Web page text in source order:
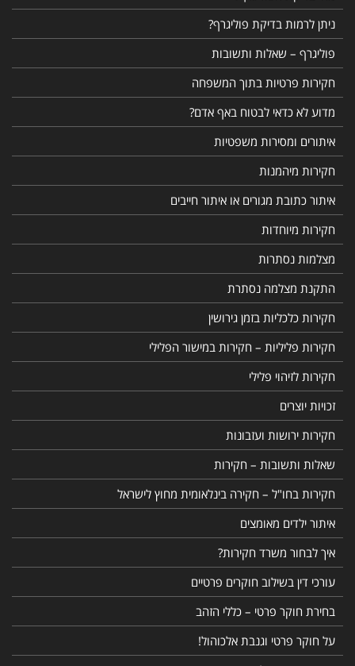
ניתן לרמות בדיקת פוליגרף?
פוליגרף – שאלות ותשובות
חקירות פרטיות בתוך המשפחה
מדוע לא כדאי לבטוח באף אדם?
איתורים ומסירות משפטיות
חקירות מיהמנות
איתור כתובת מגורים או איתור חייבים
חקירות מיוחדות
מצלמות נסתרות
התקנת מצלמה נסתרת
חקירות כלכליות בזמן גירושין
חקירות פליליות – חקירות במישור הפלילי
חקירות לזיהוי פלילי
זכויות יוצרים
חקירות ירושות ועזבונות
שאלות ותשובות – חקירות
חקירות בחו"ל – חקירה בינלאומית מחוץ לישראל
איתור ילדים מאומצים
איך לבחור משרד חקירות?
עורכי דין בשילוב חוקרים פרטיים
בחירת חוקר פרטי – כללי הזהב
על חוקר פרטי וגנבת אלכוהול!